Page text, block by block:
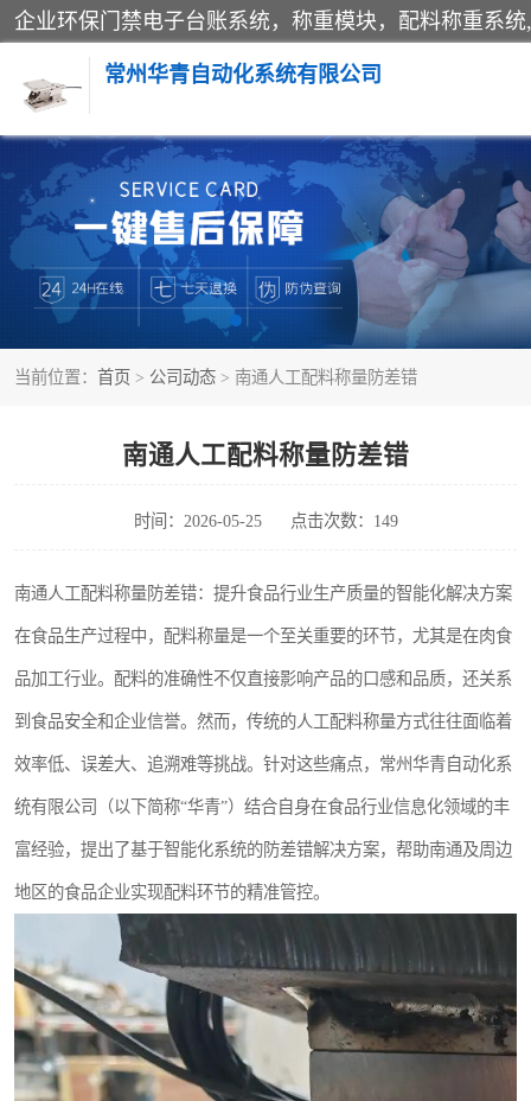
常州华青自动化系统有限公司
当前位置： 首页 > 公司动态 > 南通人工配料称量防差错
南通人工配料称量防差错
时间：2026-05-25 点击次数：149
南通人工配料称量防差错：提升食品行业生产质量的智能化解决方案
在食品生产过程中，配料称量是一个至关重要的环节，尤其是在肉食
品加工行业。配料的准确性不仅直接影响产品的口感和品质，还关系
到食品安全和企业信誉。然而，传统的人工配料称量方式往往面临着
效率低、误差大、追溯难等挑战。针对这些痛点，常州华青自动化系
统有限公司（以下简称“华青”）结合自身在食品行业信息化领域的丰
富经验，提出了基于智能化系统的防差错解决方案，帮助南通及周边
地区的食品企业实现配料环节的精准管控。
称重模块
手工配料系统
自动化配料系统
屠宰轨道秤
移动源环保门禁电子台账系统